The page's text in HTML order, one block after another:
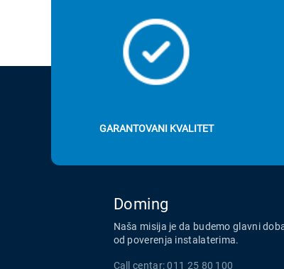
GARANTOVANI KVALITET
Doming
Naša misija je da budemo glavni
od poverenja instalaterima.
Call centar: 011 25 80 100